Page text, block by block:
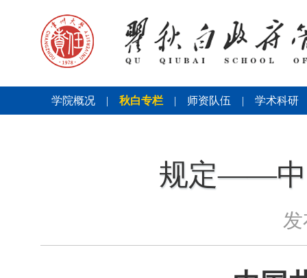
学院概况 | 秋白专栏 | 师资队伍 | 学术科研
规定——中
发